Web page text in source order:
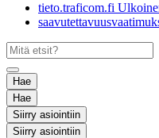
tieto.traficom.fi
Hae
Hae
Siirry asiointiin
Siirry asiointiin